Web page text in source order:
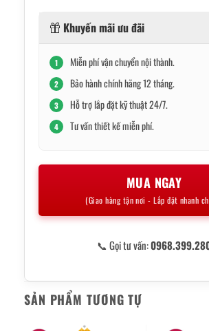
Khuyến mãi ưu đãi
1 Miễn phí vận chuyển nội thành.
2 Bảo hành chính hãng 12 tháng.
3 Hỗ trợ lắp đặt kỹ thuật 24/7.
4 Tư vấn thiết kế miễn phí.
MUA NGAY
(Giao hàng tận nơi - Lắp đặt nhanh
📞 Gọi tư vấn:
SẢN PHẨM TƯƠNG TỰ